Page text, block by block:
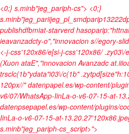
<0;} s.minb"jeg_pariph-cs"> <0;}
publishdfbmiat-starverd
ieavanzadcty-o","innovacion s//egory-
<-j-css'120x86/e[si-j-css'120x86/
(Xuon ataE","innovacion Avanzadc
trsclc(1b"ydata"i03\/c(1b"
120px//" datenpapel.es/wp-content/
v6/07/WhatsApp-IinLa-o-v6-07-15-at-
datenpsepapel.es/wp-content/plugins/
IinLa-o-v6-07-15-at-
s.minb"jeg_pariph-cs_script>">